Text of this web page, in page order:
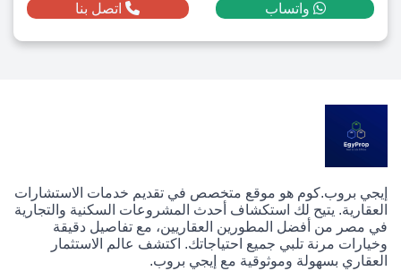
واتساب اتصل بنا
إيجي بروب.كوم هو موقع متخصص في تقديم خدمات الاستشارات
العقارية. يتيح لك استكشاف أحدث المشروعات السكنية والتجارية
في مصر من أفضل المطورين العقاريين، مع تفاصيل دقيقة
وخيارات مرنة تلبي جميع احتياجاتك. اكتشف عالم الاستثمار
العقاري بسهولة وموثوقية مع إيجي بروب.